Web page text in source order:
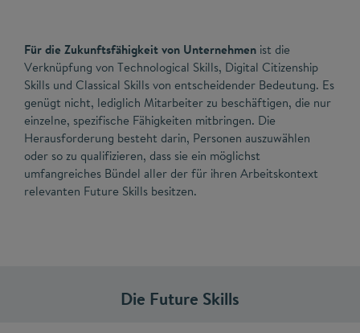
Für die Zukunftsfähigkeit von Unternehmen ist die
Verknüpfung von Technological Skills, Digital Citizenship
Skills und Classical Skills von entscheidender Bedeutung. Es
genügt nicht, lediglich Mitarbeiter zu beschäftigen, die nur
einzelne, spezifische Fähigkeiten mitbringen. Die
Herausforderung besteht darin, Personen auszuwählen
oder so zu qualifizieren, dass sie ein möglichst
umfangreiches Bündel aller der für ihren Arbeitskontext
relevanten Future Skills besitzen.
Die Future Skills